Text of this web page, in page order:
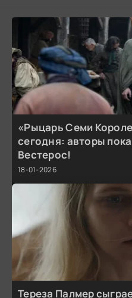
«Рыцарь Семи
сегодня: авторы
Вестерос!
18-01-2026
Тереза Палмер